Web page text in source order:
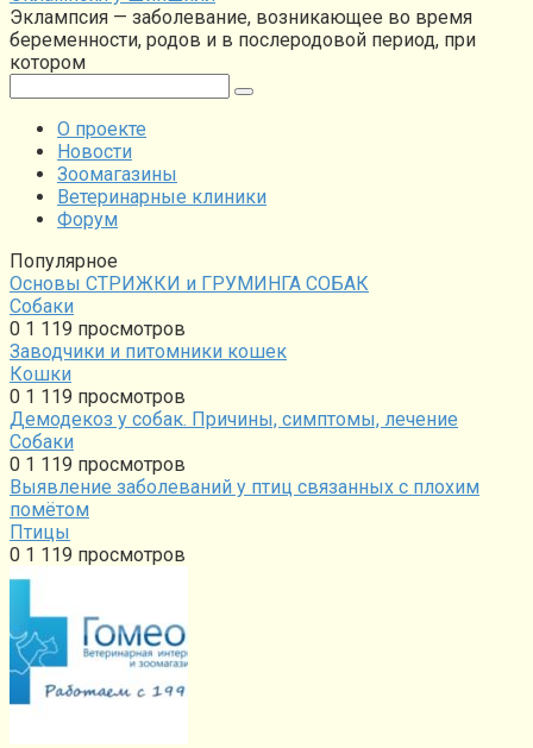
Эклампсия — заболевание, возникающее во время
беременности, родов и в послеродовой период, при
котором
О проекте
Новости
Зоомагазины
Ветеринарные клиники
Форум
Популярное
Основы СТРИЖКИ и ГРУМИНГА СОБАК
Собаки
0 1 119 просмотров
Заводчики и питомники кошек
Кошки
0 1 119 просмотров
Демодекоз у собак. Причины, симптомы, лечение
Собаки
0 1 119 просмотров
Выявление заболеваний у птиц связанных с плохим
помётом
Птицы
0 1 119 просмотров